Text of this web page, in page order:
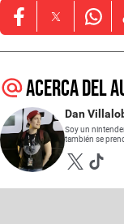
Opens in new
Opens in
Acerca del
Dan
Soy un
también se
Opens